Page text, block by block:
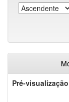
Pré-visualização